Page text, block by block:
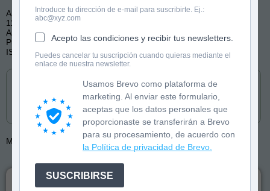
Introduce tu dirección de e-mail para suscribirte. Ej.:
abc@xyz.com
Acepto las condiciones y recibir tus newsletters.
Puedes cancelar tu suscripción cuando quieras mediante el
enlace de nuestra newsletter.
Usamos Brevo como plataforma de
marketing. Al enviar este formulario,
aceptas que los datos personales que
proporcionaste se transferirán a Brevo
para su procesamiento, de acuerdo con
la Política de privacidad de Brevo.
SUSCRIBIRSE
A partir de 7 años
112 páginas, blanco y negro con ilustraciones
Arte, Kawaii, Dibujar
Publicado por Molino
ISBN: 9788427256262
Cómpralo en
Más de: Squid&Pig
¡Aprender a dibujar nunca ha sido tan fácil! Descubre cómo